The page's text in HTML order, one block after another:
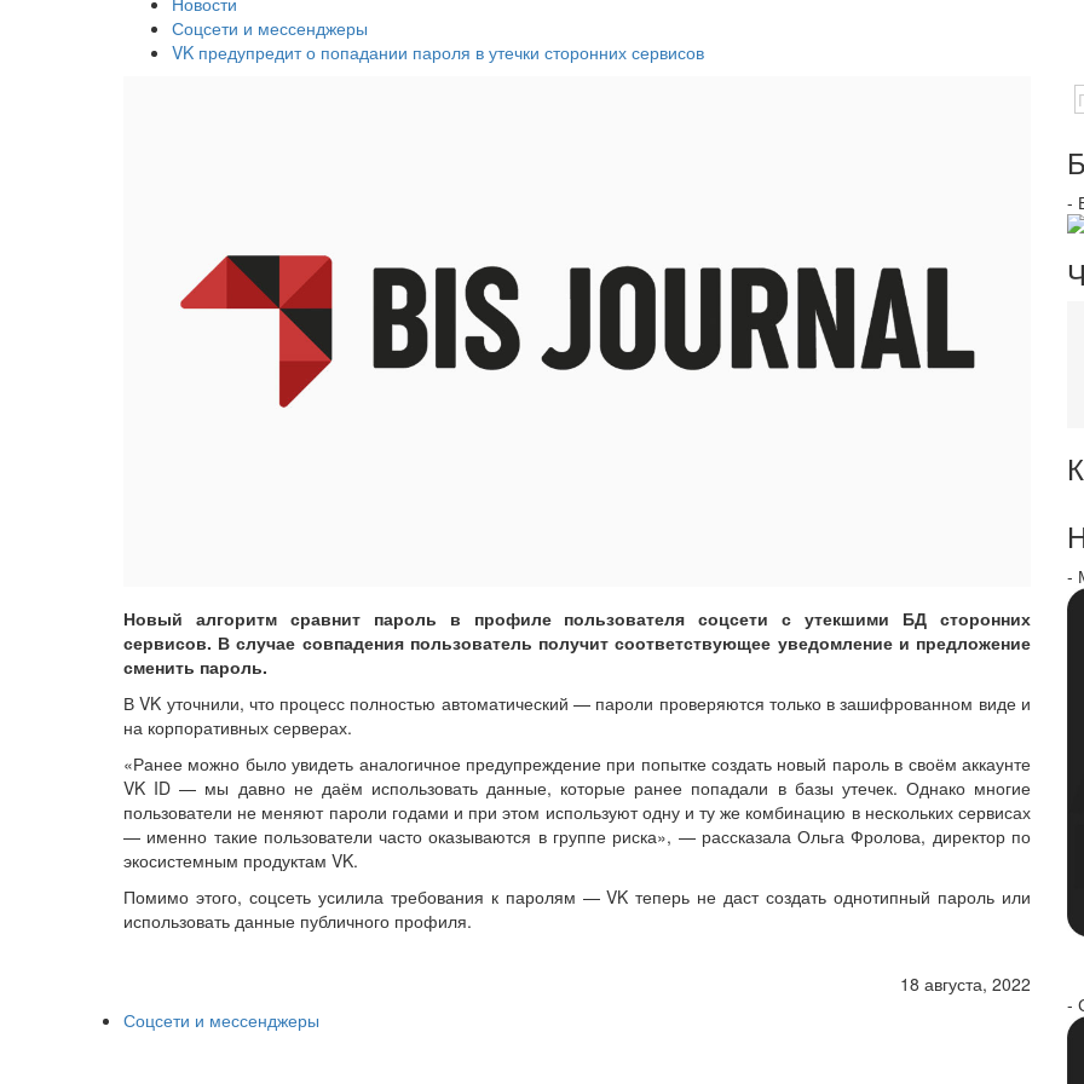
Соцсети и мессенджеры
VK предупредит о попадании пароля в утечки сторонних сервисов
Новый алгоритм сравнит пароль в профиле пользователя соцсети с утекшими БД сторонних
сервисов. В случае совпадения пользователь получит соответствующее уведомление и предложение
сменить пароль.
В VK уточнили, что процесс полностью автоматический — пароли проверяются только в зашифрованном виде и
на корпоративных серверах.
«Ранее можно было увидеть аналогичное предупреждение при попытке создать новый пароль в своём аккаунте
VK ID — мы давно не даём использовать данные, которые ранее попадали в базы утечек. Однако многие
пользователи не меняют пароли годами и при этом используют одну и ту же комбинацию в нескольких сервисах
— именно такие пользователи часто оказываются в группе риска», — рассказала Ольга Фролова, директор по
экосистемным продуктам VK.
Помимо этого, соцсеть усилила требования к паролям — VK теперь не даст создать однотипный пароль или
использовать данные публичного профиля.
18 августа, 2022
Соцсети и мессенджеры
-
-
-